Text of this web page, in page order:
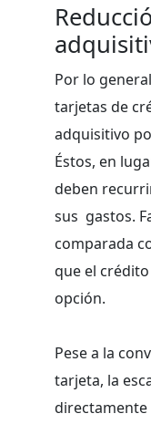
Por lo
tarjetas de
adquisitivo
Éstos, en
deben
sus gastos.
comparada
que el
opción.
Pese a la
tarjeta, la
directamente